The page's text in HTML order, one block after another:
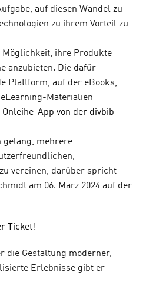
auf diesen Wandel zu
zu ihrem Vorteil zu
Möglichkeit, ihre Produkte
anzubieten. Die dafür
Plattform, auf der eBooks,
Materialien
Onleihe-App von der divbib
gelang, mehrere
vereinen, darüber spricht
am 06. März 2024 auf der
Ticket!
die Gestaltung moderner,
Erlebnisse gibt er